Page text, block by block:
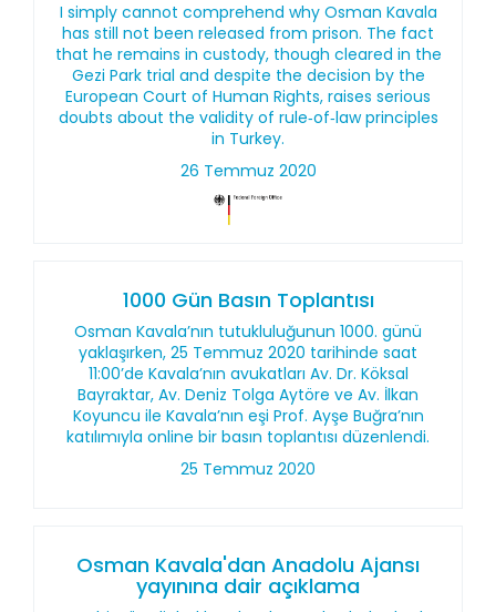
I simply cannot comprehend why Osman Kavala
has still not been released from prison. The fact
that he remains in custody, though cleared in the
Gezi Park trial and despite the decision by the
European Court of Human Rights, raises serious
doubts about the validity of rule‑of‑law principles
in Turkey.
26 Temmuz 2020
1000 Gün Basın Toplantısı
Osman Kavala’nın tutukluluğunun 1000. günü
yaklaşırken, 25 Temmuz 2020 tarihinde saat
11:00’de Kavala’nın avukatları Av. Dr. Köksal
Bayraktar, Av. Deniz Tolga Aytöre ve Av. İlkan
Koyuncu ile Kavala’nın eşi Prof. Ayşe Buğra’nın
katılımıyla online bir basın toplantısı düzenlendi.
25 Temmuz 2020
Osman Kavala'dan Anadolu Ajansı
yayınına dair açıklama